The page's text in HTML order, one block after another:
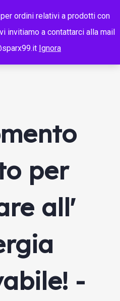
per
all'
-
ordini relativi a prodotti con
invitiamo a contattarci alla mail
Ignora